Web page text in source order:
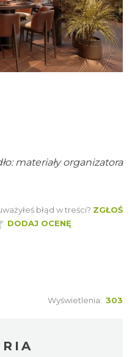
materiały organizatora
błąd w treści? ZGŁOŚ
DODAJ OCENĘ
Wyświetlenia: 303